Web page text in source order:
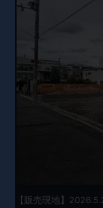
【販売現地】